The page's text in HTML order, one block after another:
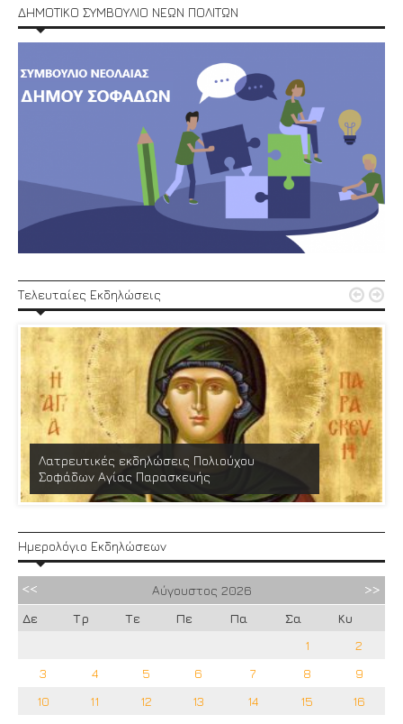
ΔΗΜΟΤΙΚΟ ΣΥΜΒΟΥΛΙΟ ΝΕΩΝ ΠΟΛΙΤΩΝ
Τελευταίες Εκδηλώσεις
Λατρευτικές εκδηλώσεις Πολιούχου
Σοφάδων Αγίας Παρασκευής
 
Ημερολόγιο Εκδηλώσεων
Αύγουστος 2026
Δε
Τρ Τε Πε Πα Σα
Κυ
1
2
3
4 5 6 7 8
9
10
11 12 13 14 15
16